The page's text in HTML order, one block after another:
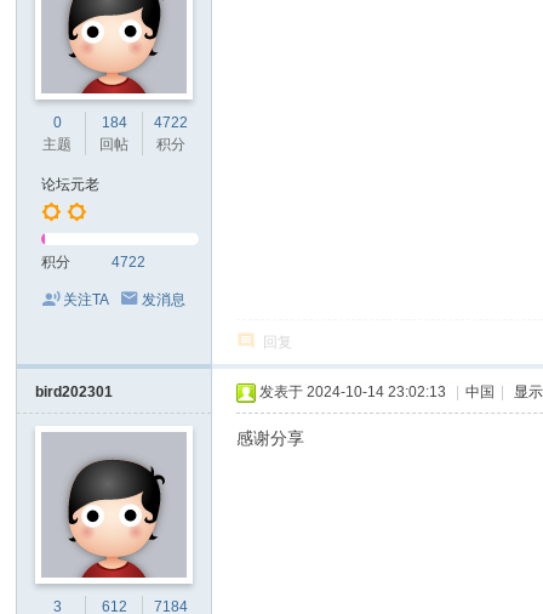
0
主题
184
回帖
4722
积分
论坛元老
积分 4722
关注TA 发消息
回复
bird202301
3 612 7184
发表于 2024-10-14 23:02:13 中国 显
感谢分享